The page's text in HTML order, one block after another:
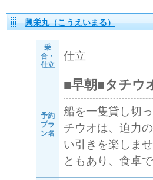
興栄丸（こうえいまる）
乗
合・
仕立
仕立
予約
プラ
ン名
■早朝■タチウ
船を一隻貸し切
チウオは、迫力
い引きを楽しま
ともあり、食卓